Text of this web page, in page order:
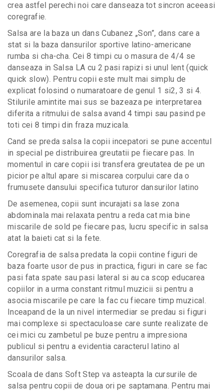
crea astfel perechi noi care danseaza tot sincron aceeasi
coregrafie.
Salsa are la baza un dans Cubanez „Son”, dans care a
stat si la baza dansurilor sportive latino-americane
rumba si cha-cha. Cei 8 timpi cu o masura de 4/4 se
danseaza in Salsa LA cu 2 pasi rapizi si unul lent (quick
quick slow). Pentru copii este mult mai simplu de
explicat folosind o numaratoare de genul 1 si2, 3 si 4.
Stilurile amintite mai sus se bazeaza pe interpretarea
diferita a ritmului de salsa avand 4 timpi sau pasind pe
toti cei 8 timpi din fraza muzicala.
Cand se preda salsa la copii incepatori se pune accentul
in special pe distribuirea greutatii pe fiecare pas. In
momentul in care copii isi transfera greutatea de pe un
picior pe altul apare si miscarea corpului care da o
frumusete dansului specifica tuturor dansurilor latino
De asemenea, copii sunt incurajati sa lase zona
abdominala mai relaxata pentru a reda cat mia bine
miscarile de sold pe fiecare pas, lucru specific in salsa
atat la baieti cat si la fete.
Coregrafia de salsa predata la copii contine figuri de
baza foarte usor de pus in practica, figuri in care se fac
pasi fata spate sau pasi lateral si au ca scop educarea
copiilor in a urma constant ritmul muzicii si pentru a
asocia miscarile pe care la fac cu fiecare timp muzical.
Inceapand de la un nivel intermediar se predau si figuri
mai complexe si spectaculoase care sunte realizate de
cei mici cu zambetul pe buze pentru a impresiona
publicul si pentru a evidentia caracterul latino al
dansurilor salsa.
Scoala de dans Soft Step va asteapta la cursurile de
salsa pentru copii de doua ori pe saptamana. Pentru mai